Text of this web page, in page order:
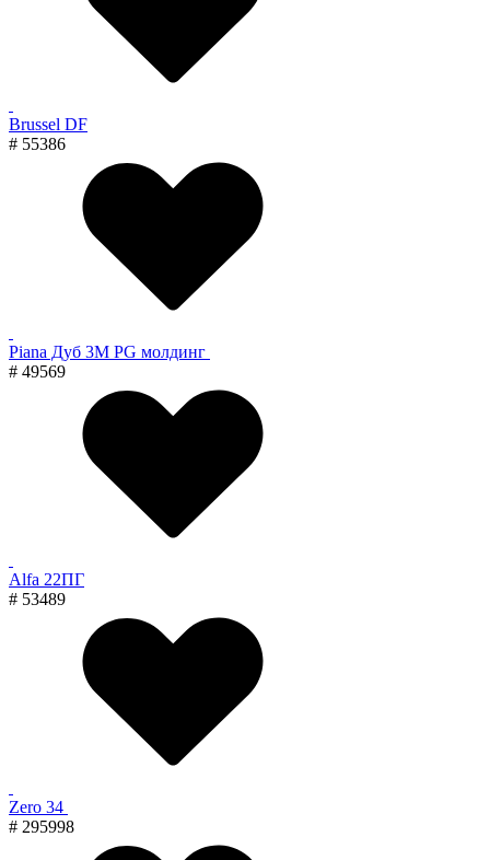
Brussel DF
# 55386
Piana Дуб 3M PG молдинг
# 49569
Alfa 22ПГ
# 53489
Zero 34
# 295998